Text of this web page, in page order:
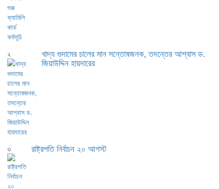
২ খাদ্য গুদামের চালের মান সন্তোষজনক, তদন্তের আশ্বাস ড.
জিয়াউদ্দিন হায়দারের
৩ রাষ্ট্রপতি নির্বাচন ২০ আগস্ট